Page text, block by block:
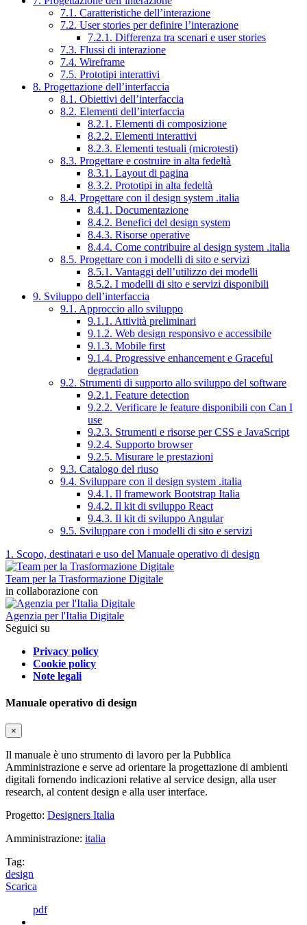
7.1. Caratteristiche dell’interazione
7.2. User stories per definire l’interazione
7.2.1. Differenza tra scenari e user stories
7.3. Flussi di interazione
7.4. Wireframe
7.5. Prototipi interattivi
8. Progettazione dell’interfaccia
8.1. Obiettivi dell’interfaccia
8.2. Elementi dell’interfaccia
8.2.1. Elementi di composizione
8.2.2. Elementi interattivi
8.2.3. Elementi testuali (microtesti)
8.3. Progettare e costruire in alta fedeltà
8.3.1. Layout di pagina
8.3.2. Prototipi in alta fedeltà
8.4. Progettare con il design system .italia
8.4.1. Documentazione
8.4.2. Benefici del design system
8.4.3. Risorse operative
8.4.4. Come contribuire al design system .italia
8.5. Progettare con i modelli di sito e servizi
8.5.1. Vantaggi dell’utilizzo dei modelli
8.5.2. I modelli di sito e servizi disponibili
9. Sviluppo dell’interfaccia
9.1. Approccio allo sviluppo
9.1.1. Attività preliminari
9.1.2. Web design responsivo e accessibile
9.1.3. Mobile first
9.1.4. Progressive enhancement e Graceful
degradation
9.2. Strumenti di supporto allo sviluppo del software
9.2.1. Feature detection
9.2.2. Verificare le feature disponibili con Can I
use
9.2.3. Strumenti e risorse per CSS e JavaScript
9.2.4. Supporto browser
9.2.5. Misurare le prestazioni
9.3. Catalogo del riuso
9.4. Sviluppare con il design system .italia
9.4.1. Il framework Bootstrap Italia
9.4.2. Il kit di sviluppo React
9.4.3. Il kit di sviluppo Angular
9.5. Sviluppare con i modelli di sito e servizi
1. Scopo, destinatari e uso del Manuale operativo di design
Team per la Trasformazione Digitale
in collaborazione con
Agenzia per l'Italia Digitale
Seguici su
Privacy policy
Cookie policy
Note legali
Manuale operativo di design
×
Il manuale è uno strumento di lavoro per la Pubblica
Amministrazione e serve ad orientare la progettazione di ambienti
digitali fornendo indicazioni relative al service design, alla user
research, al content design e alla user interface.
Progetto: Designers Italia
Amministrazione: italia
Tag:
design
Scarica
pdf